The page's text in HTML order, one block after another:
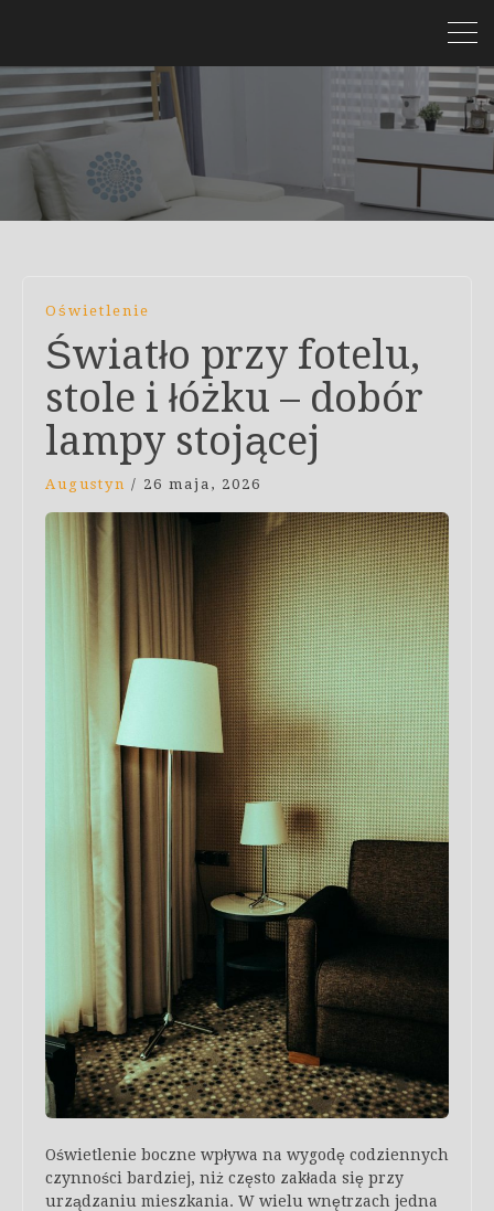
Oświetlenie
Światło przy fotelu,
stole i łóżku – dobór
lampy stojącej
Augustyn / 26 maja, 2026
Oświetlenie boczne wpływa na wygodę codziennych
czynności bardziej, niż często zakłada się przy
urządzaniu mieszkania. W wielu wnętrzach jedna